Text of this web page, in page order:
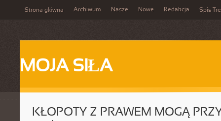
Strona główna Archiwum Nasze Nowe Redakcja Spis
MOJA SIŁA
KŁOPOTY Z PRAWEM MOGĄ